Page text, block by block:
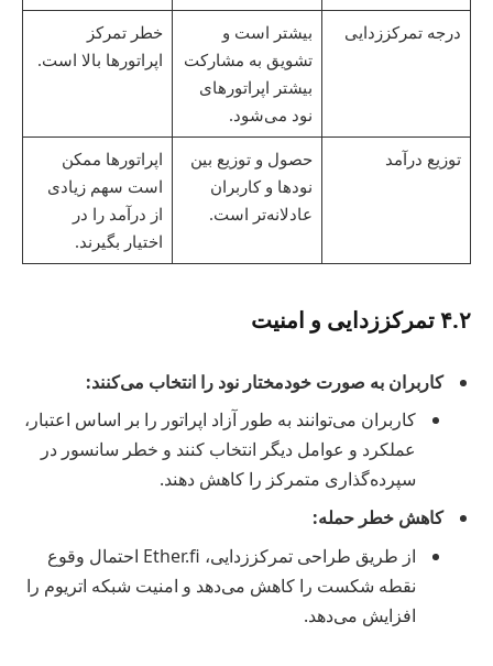
درجه تمرکززدایی
بیشتر است و
تشویق به مشارکت
بیشتر اپراتورهای
نود می‌شود.
خطر تمرکز
اپراتورها بالا است.
توزیع درآمد
حصول و توزیع بین
نودها و کاربران
عادلانه‌تر است.
اپراتورها ممکن
است سهم زیادی
از درآمد را در
اختیار بگیرند.
۴.۲ تمرکززدایی و امنیت
کاربران به صورت خودمختار نود را انتخاب می‌کنند:
کاربران می‌توانند به طور آزاد اپراتور را بر اساس اعتبار،
عملکرد و عوامل دیگر انتخاب کنند و خطر سانسور در
سپرده‌گذاری متمرکز را کاهش دهند.
کاهش خطر حمله:
از طریق طراحی تمرکززدایی، Ether.fi احتمال وقوع
نقطه شکست را کاهش می‌دهد و امنیت شبکه اتریوم را
افزایش می‌دهد.